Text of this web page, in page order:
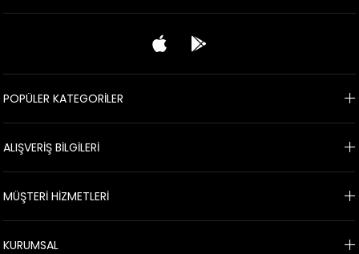
POPÜLER KATEGORİLER
ALIŞVERİŞ BİLGİLERİ
MÜŞTERİ HİZMETLERİ
KURUMSAL